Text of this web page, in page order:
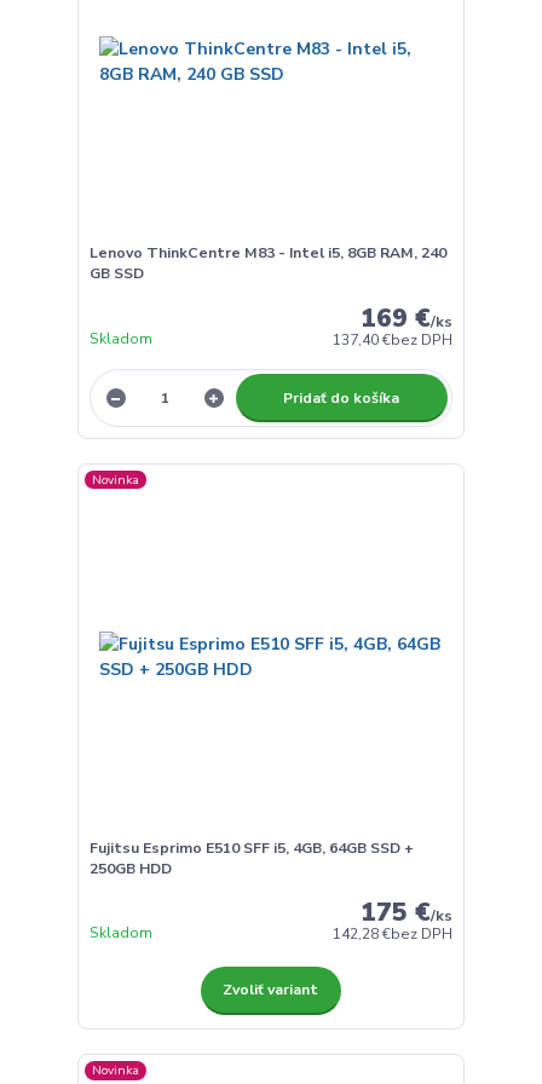
Lenovo ThinkCentre M83 - Intel i5, 8GB RAM, 240
GB SSD
169 €/ks
137,40 €bez DPH
Skladom
Pridať do košíka
Novinka
Fujitsu Esprimo E510 SFF i5, 4GB, 64GB SSD +
250GB HDD
175 €/ks
142,28 €bez DPH
Skladom
Zvoliť variant
Novinka